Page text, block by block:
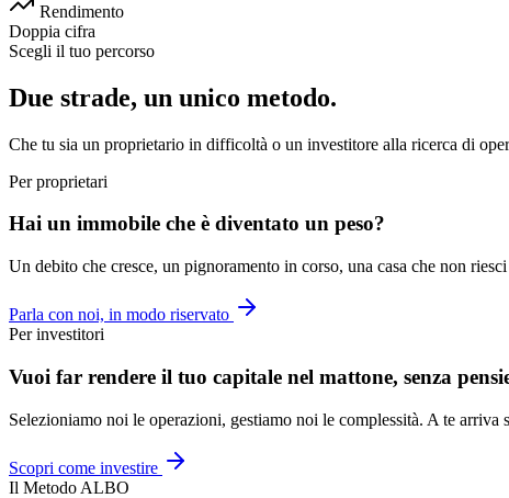
Rendimento
Doppia cifra
Scegli il tuo percorso
Due strade, un unico metodo.
Che tu sia un proprietario in difficoltà o un investitore alla ricerca di
Per proprietari
Hai un immobile che è diventato un peso?
Un debito che cresce, un pignoramento in corso, una casa che non
Parla con noi, in modo riservato
Per investitori
Vuoi far rendere il tuo capitale nel mattone, senza
Selezioniamo noi le operazioni, gestiamo noi le complessità. A te
Scopri come investire
Il Metodo ALBO